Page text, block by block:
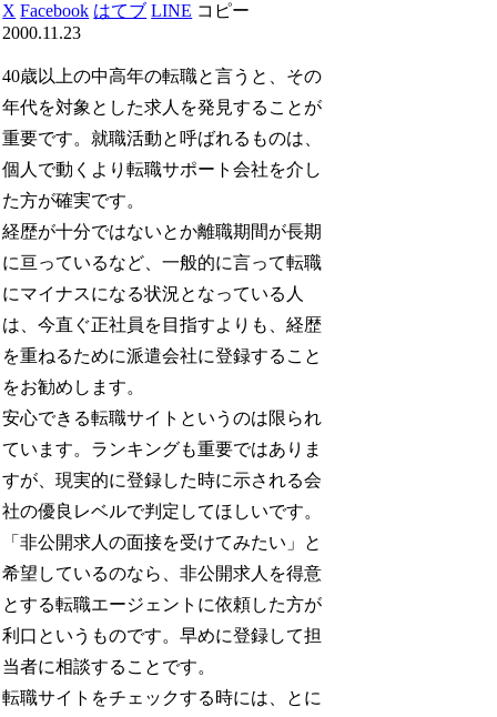
X Facebook はてブ LINE コピー
2000.11.23
40歳以上の中高年の転職と言うと、その
年代を対象とした求人を発見することが
重要です。就職活動と呼ばれるものは、
個人で動くより転職サポート会社を介し
た方が確実です。
経歴が十分ではないとか離職期間が長期
に亘っているなど、一般的に言って転職
にマイナスになる状況となっている人
は、今直ぐ正社員を目指すよりも、経歴
を重ねるために派遣会社に登録すること
をお勧めします。
安心できる転職サイトというのは限られ
ています。ランキングも重要ではありま
すが、現実的に登録した時に示される会
社の優良レベルで判定してほしいです。
「非公開求人の面接を受けてみたい」と
希望しているのなら、非公開求人を得意
とする転職エージェントに依頼した方が
利口というものです。早めに登録して担
当者に相談することです。
転職サイトをチェックする時には、とに